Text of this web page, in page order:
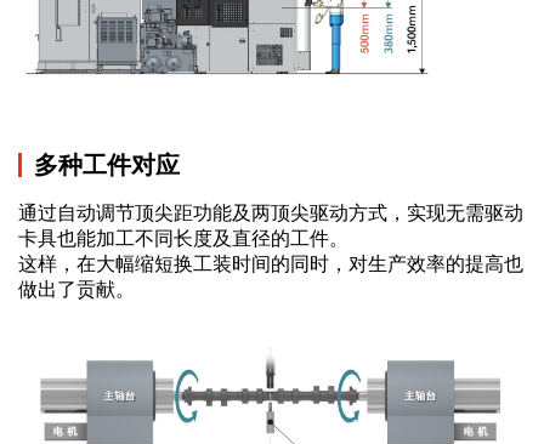
多种工件对应
通过自动调节顶尖距功能及两顶尖驱动方式，实现无需驱动
卡具也能加工不同长度及直径的工件。
这样，在大幅缩短换工装时间的同时，对生产效率的提高也
做出了贡献。